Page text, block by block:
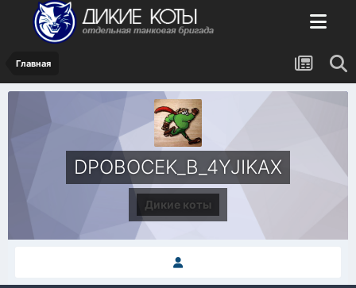
Главная
DPOBOCEK_B_4YJIKAX
Дикие коты